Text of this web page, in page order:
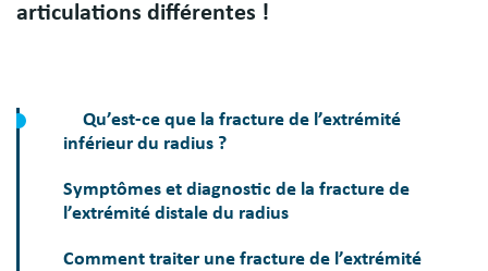
articulations différentes !
Qu’est-ce que la fracture de l’extrémité
inférieur du radius ?
Symptômes et diagnostic de la fracture de
l’extrémité distale du radius
Comment traiter une fracture de l’extrémité